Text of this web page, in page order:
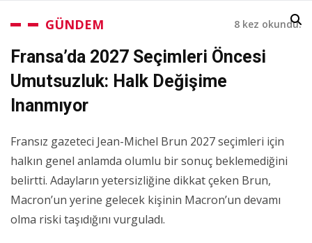
GÜNDEM 8 kez okundu.
Fransa’da 2027 Seçimleri Öncesi
Umutsuzluk: Halk Değişime
Inanmıyor
Fransız gazeteci Jean-Michel Brun 2027 seçimleri için
halkın genel anlamda olumlu bir sonuç beklemediğini
belirtti. Adayların yetersizliğine dikkat çeken Brun,
Macron’un yerine gelecek kişinin Macron’un devamı
olma riski taşıdığını vurguladı.